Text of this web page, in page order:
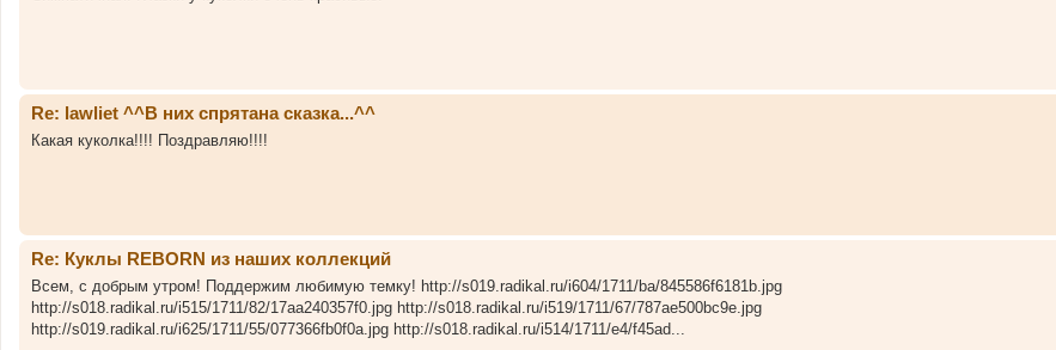
Re: lawliet ^^В них спрятана сказка...^^
Какая куколка!!!! Поздравляю!!!!
Re: Куклы REBORN из наших коллекций
Всем, с добрым утром! Поддержим любимую темку! http://s019.radikal.ru/i604/1711/ba/845586f6181b.jpg
http://s018.radikal.ru/i515/1711/82/17aa240357f0.jpg http://s018.radikal.ru/i519/1711/67/787ae500bc9e.jpg
http://s019.radikal.ru/i625/1711/55/077366fb0f0a.jpg http://s018.radikal.ru/i514/1711/e4/f45ad...